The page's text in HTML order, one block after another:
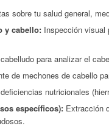
sobre tu salud general,
y cabello: Inspección visual
para analizar el
de mechones de cabello
nutricionales
específicos): Extracción